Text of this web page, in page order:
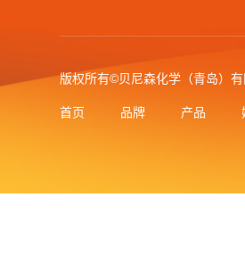
版权所有©贝尼森化学（青岛）有
首页 品牌 产品